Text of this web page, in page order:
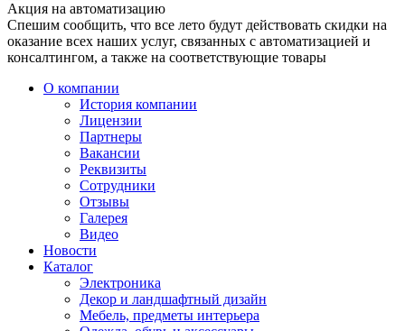
Акция на автоматизацию
Спешим сообщить, что все лето будут действовать скидки на
оказание всех наших услуг, связанных с автоматизацией и
консалтингом, а также на соответствующие товары
О компании
История компании
Лицензии
Партнеры
Вакансии
Реквизиты
Сотрудники
Отзывы
Галерея
Видео
Новости
Каталог
Электроника
Декор и ландшафтный дизайн
Мебель, предметы интерьера